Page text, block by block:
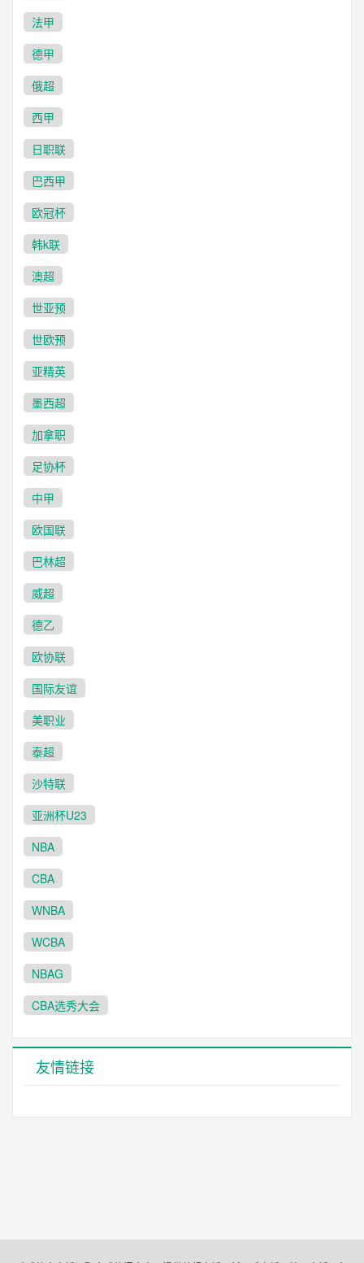
法甲
德甲
俄超
西甲
日职联
巴西甲
欧冠杯
韩k联
澳超
世亚预
世欧预
亚精英
墨西超
加拿职
足协杯
中甲
欧国联
巴林超
威超
德乙
欧协联
国际友谊
美职业
泰超
沙特联
亚洲杯U23
NBA
CBA
WNBA
WCBA
NBAG
CBA选秀大会
友情链接